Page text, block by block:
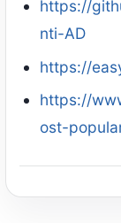
https://
nti-AD
https://
https://
ost-